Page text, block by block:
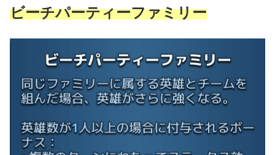
ビーチパーティーファミリー